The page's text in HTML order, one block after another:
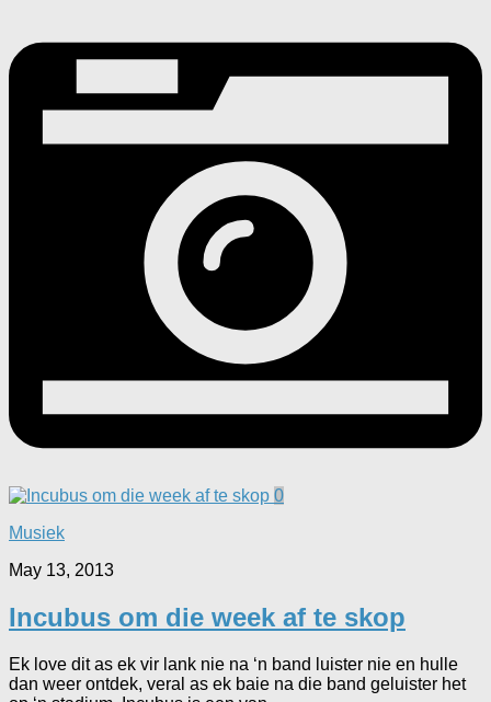
0
Musiek
May 13, 2013
Incubus om die week af te skop
Ek love dit as ek vir lank nie na ‘n band luister nie en hulle
dan weer ontdek, veral as ek baie na die band geluister het